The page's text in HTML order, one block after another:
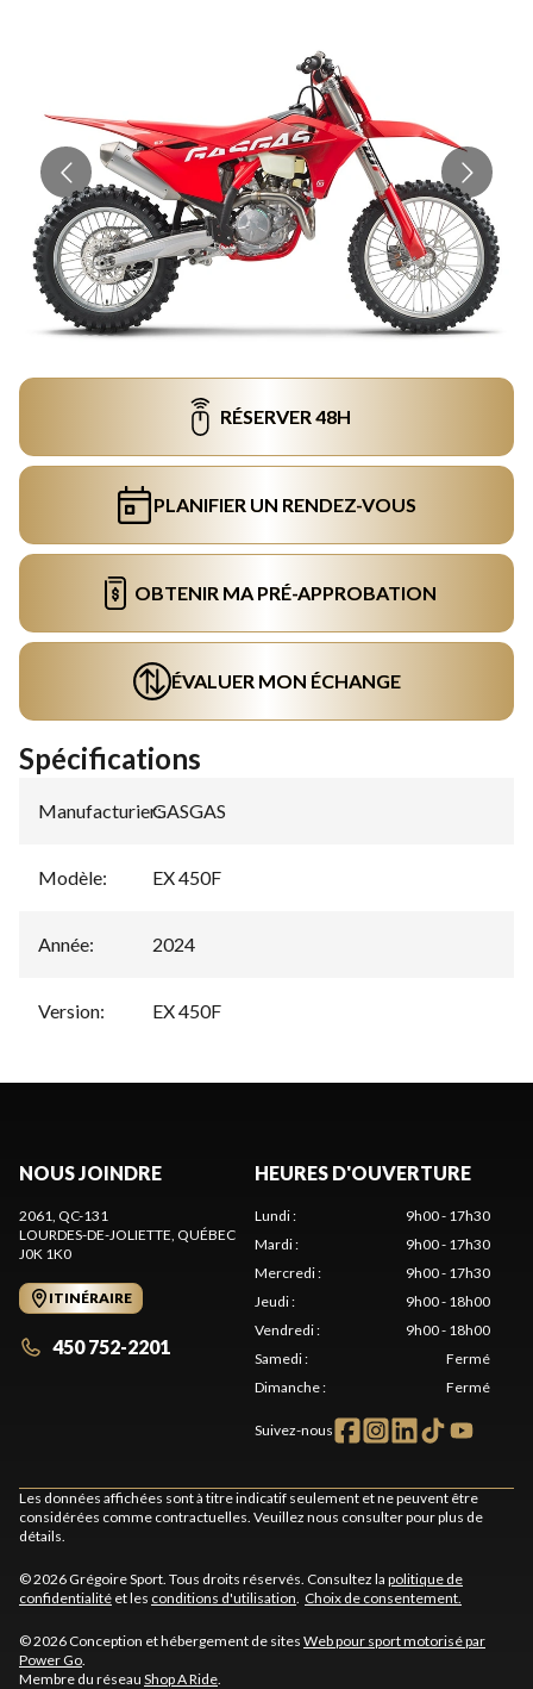
RÉSERVER 48H
PLANIFIER UN RENDEZ-VOUS
OBTENIR MA PRÉ-APPROBATION
ÉVALUER MON ÉCHANGE
Spécifications
Manufacturier:
GASGAS
Modèle: EX 450F
Année: 2024
Version: EX 450F
NOUS JOINDRE
2061, QC-131
LOURDES-DE-JOLIETTE , QUÉBEC
J0K 1K0
ITINÉRAIRE
450 752-2201
HEURES D'OUVERTURE
Lundi:
9h00 - 17h30
Mardi:
9h00 - 17h30
Mercredi:
9h00 - 17h30
Jeudi:
9h00 - 18h00
Vendredi:
9h00 - 18h00
Samedi:
Fermé
Dimanche: Fermé
Suivez-nous
Les données affichées sont à titre indicatif seulement et ne peuvent être
considérées comme contractuelles. Veuillez nous consulter pour plus de
détails.
© 2026 Grégoire Sport. Tous droits réservés. Consultez la politique de
confidentialité et les conditions d'utilisation Choix de consentement.
© 2026 Conception et hébergement de sites Web pour sport motorisé par
Power Go
Membre du réseau Shop A Ride